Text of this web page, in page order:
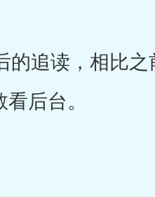
的追读，相比
后台。